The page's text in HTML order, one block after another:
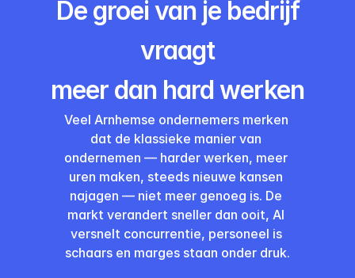
De groei van je bedrijf
vraagt
meer dan hard werken
Veel Arnhemse ondernemers merken
dat de klassieke manier van
ondernemen — harder werken, meer
uren maken, steeds nieuwe kansen
najagen — niet meer genoeg is. De
markt verandert sneller dan ooit, AI
versnelt concurrentie, personeel is
schaars en marges staan onder druk.